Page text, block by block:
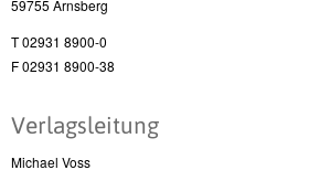
59755 Arnsberg
T 02931 8900-0
F 02931 8900-38
Verlagsleitung
Michael Voss